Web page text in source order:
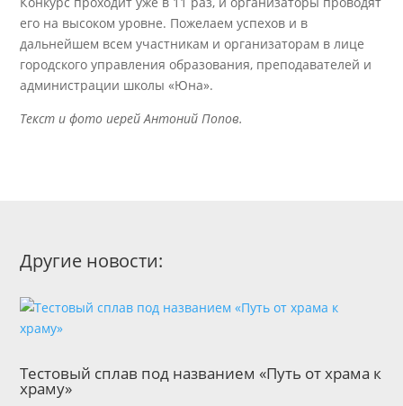
его на высоком уровне. Пожелаем успехов и в
дальнейшем всем участникам и организаторам в лице
городского управления образования, преподавателей и
администрации школы «Юна».
Текст и фото иерей Антоний Попов.
Другие новости:
Тестовый сплав под названием «Путь от храма к
храму»